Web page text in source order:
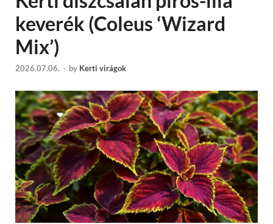
keverék (Coleus ‘Wizard
Mix’)
2026.07.06. - by Kerti virágok